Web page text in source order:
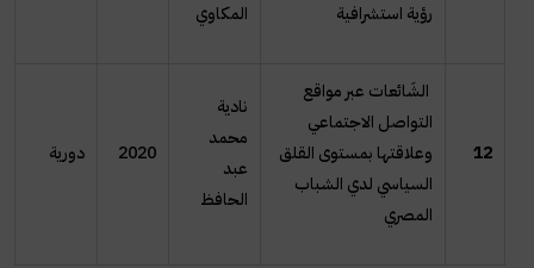
رؤية استشرافية
المكاوي
12
الشَائعات عبر مواقع
التواصل الاجتماعي
وعلاقتها بمستوى القلق
السياسي لدي الشباب
المصري
نادية
محمد
عبد
الحافظ
2020 دورية